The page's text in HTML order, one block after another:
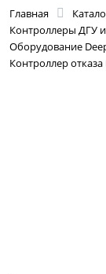
Главная
Контроллеры ДГУ
Оборудование
Контроллер отказа